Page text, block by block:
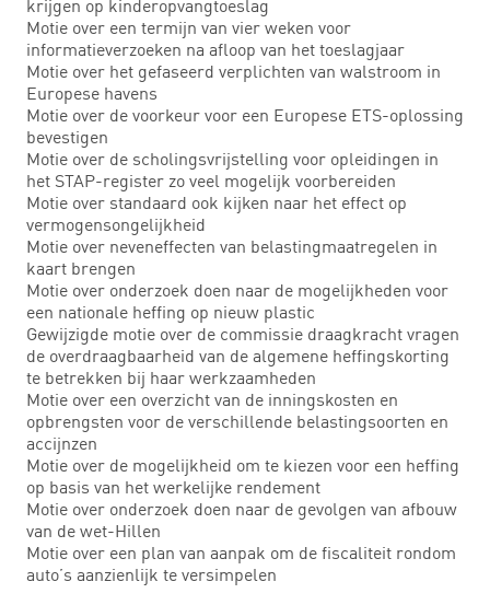
krijgen op kinderopvangtoeslag
Motie over een termijn van vier weken voor
informatieverzoeken na afloop van het toeslagjaar
Motie over het gefaseerd verplichten van walstroom in
Europese havens
Motie over de voorkeur voor een Europese ETS-oplossing
bevestigen
Motie over de scholingsvrijstelling voor opleidingen in
het STAP-register zo veel mogelijk voorbereiden
Motie over standaard ook kijken naar het effect op
vermogensongelijkheid
Motie over neveneffecten van belastingmaatregelen in
kaart brengen
Motie over onderzoek doen naar de mogelijkheden voor
een nationale heffing op nieuw plastic
Gewijzigde motie over de commissie draagkracht vragen
de overdraagbaarheid van de algemene heffingskorting
te betrekken bij haar werkzaamheden
Motie over een overzicht van de inningskosten en
opbrengsten voor de verschillende belastingsoorten en
accijnzen
Motie over de mogelijkheid om te kiezen voor een heffing
op basis van het werkelijke rendement
Motie over onderzoek doen naar de gevolgen van afbouw
van de wet-Hillen
Motie over een plan van aanpak om de fiscaliteit rondom
auto’s aanzienlijk te versimpelen